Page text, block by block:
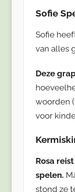
Sofie
Sofie
van alles
Deze
woorden
voor
Rosa
spelen.
stond ze